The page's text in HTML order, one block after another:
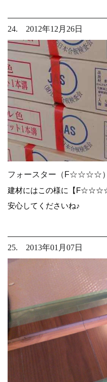
24. 2012年12月26日
フォースター（F☆☆☆☆）
建材にはこの様に【F☆☆☆☆
安心してくださいね♪
25. 2013年01月07日